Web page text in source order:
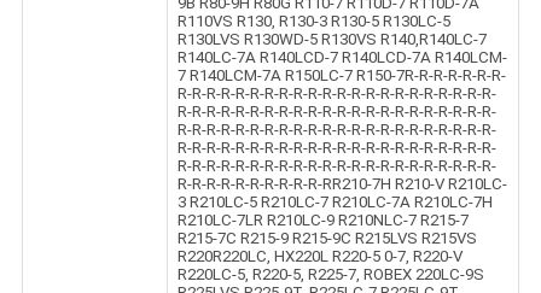
R110VS R130, R130-3 R130-5 R130LC-5
R130LVS R130WD-5 R130VS R140,R140LC-7
R140LC-7A R140LCD-7 R140LCD-7A R140LCM-
7 R140LCM-7A R150LC-7 R150-7R-R-R-R-R-R-R-
R-R-R-R-R-R-R-R-R-R-R-R-R-R-R-R-R-R-R-R-R-R-
R-R-R-R-R-R-R-R-R-R-R-R-R-R-R-R-R-R-R-R-R-R-
R-R-R-R-R-R-R-R-R-R-R-R-R-R-R-R-R-R-R-R-R-R-
R-R-R-R-R-R-R-R-R-R-R-R-R-R-R-R-R-R-R-R-R-R-
R-R-R-R-R-R-R-R-R-R-R-R-R-R-R-R-R-R-R-R-R-R-
R-R-R-R-R-R-R-R-R-R-RR210-7H R210-V R210LC-
3 R210LC-5 R210LC-7 R210LC-7A R210LC-7H
R210LC-7LR R210LC-9 R210NLC-7 R215-7
R215-7C R215-9 R215-9C R215LVS R215VS
R220R220LC, HX220L R220-5 0-7, R220-V
R220LC-5, R220-5, R225-7, ROBEX 220LC-9S